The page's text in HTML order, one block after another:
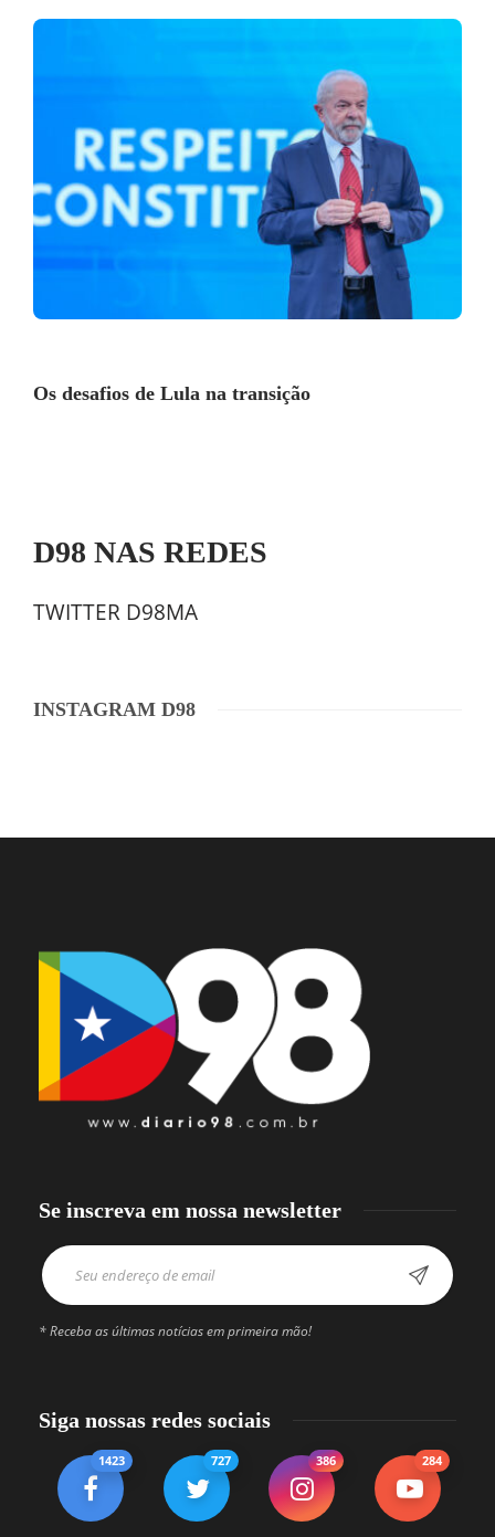
Os desafios de Lula na transição
D98 NAS REDES
TWITTER D98MA
INSTAGRAM D98
Se inscreva em nossa newsletter
* Receba as últimas notícias em primeira mão!
Siga nossas redes sociais
1423 727 386 284